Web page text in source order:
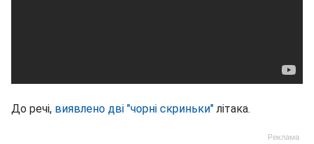
До речі, виявлено дві "чорні скриньки" літака.